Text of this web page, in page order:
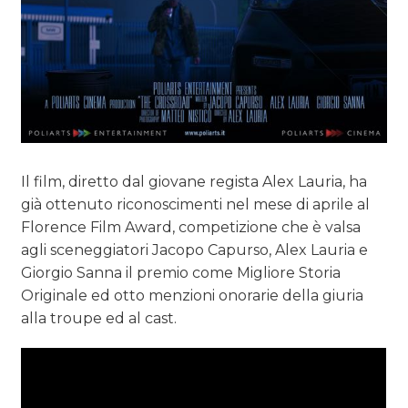
Il film, diretto dal giovane regista Alex Lauria, ha
già ottenuto riconoscimenti nel mese di aprile al
Florence Film Award, competizione che è valsa
agli sceneggiatori Jacopo Capurso, Alex Lauria e
Giorgio Sanna il premio come Migliore Storia
Originale ed otto menzioni onorarie della giuria
alla troupe ed al cast.